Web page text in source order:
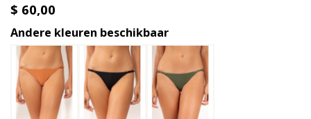
$ 60,00
Andere kleuren beschikbaar